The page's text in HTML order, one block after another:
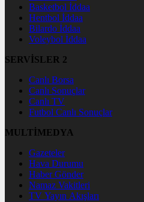
Basketbol İddaa
Hentbol İddaa
Bilardo İddaa
Voleybol İddaa
SERVİSLER 2
Canlı Borsa
Canlı Sonuçlar
Canlı TV
Futbol Canlı Sonuçlar
MULTİMEDYA
Gazeteler
Hava Durumu
Haber Gönder
Namaz Vakitleri
TV Yayın Akışları